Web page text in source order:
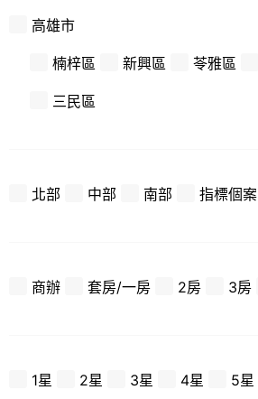
高雄市
楠梓區 新興區 苓雅區
三民區
北部 中部 南部 指標個案
商辦 套房/一房 2房 3房
1星 2星 3星 4星 5星